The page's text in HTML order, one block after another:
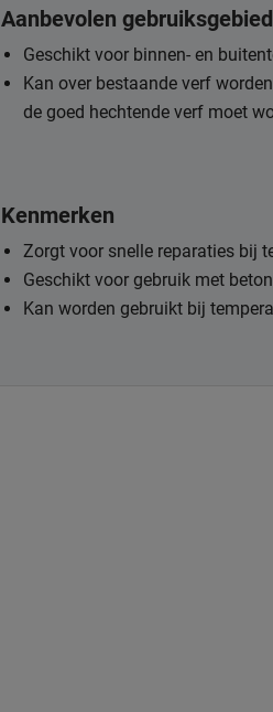
Aanbevolen
Geschikt voor binnen- en
Kan over bestaande verf
de goed hechtende verf moet
Kenmerken
Zorgt voor snelle reparaties bij
Geschikt voor gebruik met
Kan worden gebruikt bij